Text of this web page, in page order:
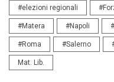
#elezioni regionali
#Matera #Napoli
#Roma #Salerno
Mat. Lib.